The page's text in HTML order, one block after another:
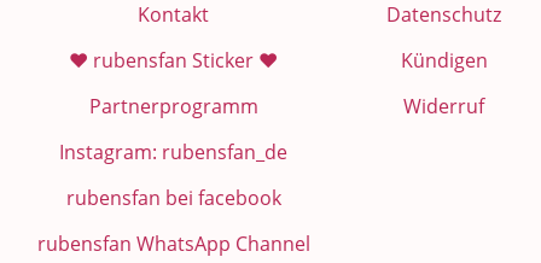
Kontakt
❤️ rubensfan Sticker ❤️
Partnerprogramm
Instagram: rubensfan_de
rubensfan bei facebook
rubensfan WhatsApp Channel
Datenschutz
Kündigen
Widerruf